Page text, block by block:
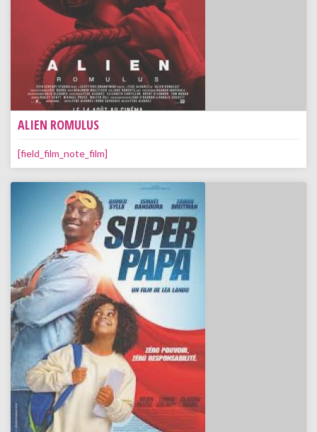
ALIEN ROMULUS
[field_film_note_film]